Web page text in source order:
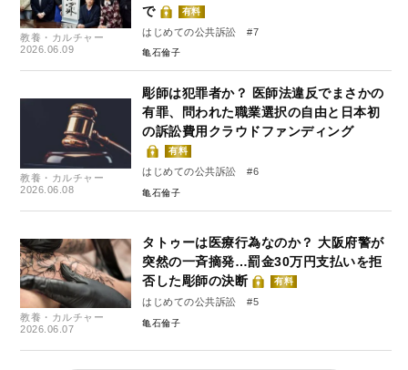
教養・カルチャー
2026.06.09
で
有料
はじめての公共訴訟 #7
亀石倫子
教養・カルチャー
2026.06.08
彫師は犯罪者か？ 医師法違反でまさかの
有罪、問われた職業選択の自由と日本初
の訴訟費用クラウドファンディング
有料
はじめての公共訴訟 #6
亀石倫子
教養・カルチャー
2026.06.07
タトゥーは医療行為なのか？ 大阪府警が
突然の一斉摘発…罰金30万円支払いを拒
否した彫師の決断
有料
はじめての公共訴訟 #5
亀石倫子